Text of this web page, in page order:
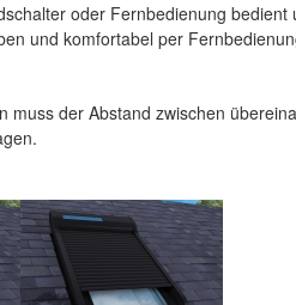
oder Fernbedienung bedient
und komfortabel per
muss der Abstand zwischen